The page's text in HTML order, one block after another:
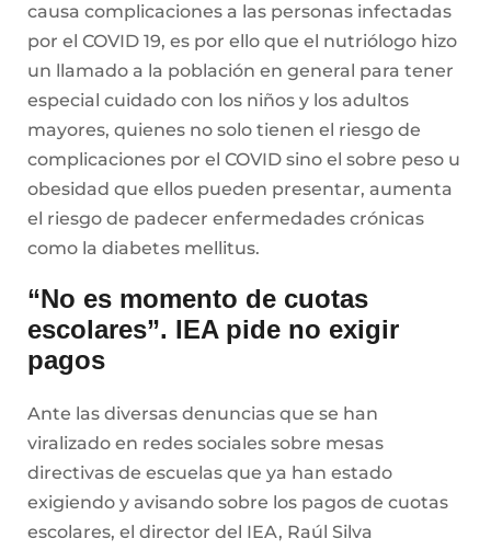
causa complicaciones a las personas infectadas
por el COVID 19, es por ello que el nutriólogo hizo
un llamado a la población en general para tener
especial cuidado con los niños y los adultos
mayores, quienes no solo tienen el riesgo de
complicaciones por el COVID sino el sobre peso u
obesidad que ellos pueden presentar, aumenta
el riesgo de padecer enfermedades crónicas
como la diabetes mellitus.
“No es momento de cuotas
escolares”. IEA pide no exigir
pagos
Ante las diversas denuncias que se han
viralizado en redes sociales sobre mesas
directivas de escuelas que ya han estado
exigiendo y avisando sobre los pagos de cuotas
escolares, el director del IEA, Raúl Silva